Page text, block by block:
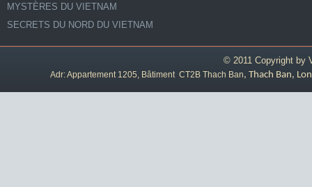
MYSTÈRES DU VIETNAM
SECRETS DU NORD DU VIETNAM
© 2011 Copyright by
Adr: Appartement 1205, Bâtiment CT2B Thach Ban, Thach Ban,